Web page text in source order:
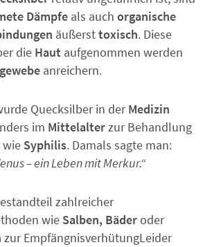
Dämpfeals auch organische
äußersttoxisch. Diese
die Haut aufgenommen werden
anreichern.
Quecksilber in derMedizin
im Mittelalterzur Behandlung
wie Syphilis. Damals sagte man:
– ein Leben mit Merkur.“
zahlreicher
wie Salben, Bäderoder
zur EmpfängnisverhütungLeider